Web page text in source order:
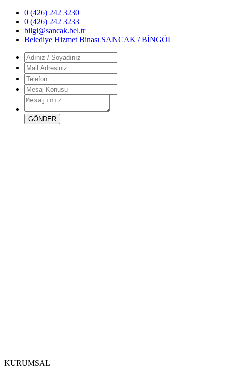
0 (426) 242 3230
0 (426) 242 3233
bilgi@sancak.bel.tr
Belediye Hizmet Binası SANCAK / BİNGÖL
KURUMSAL